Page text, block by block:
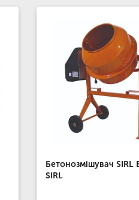
Бетонозмішувач SIRL
SIRL